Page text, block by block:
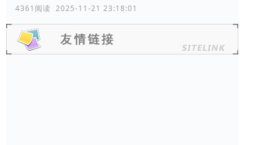
4361阅读 2025-11-21 23:18:01